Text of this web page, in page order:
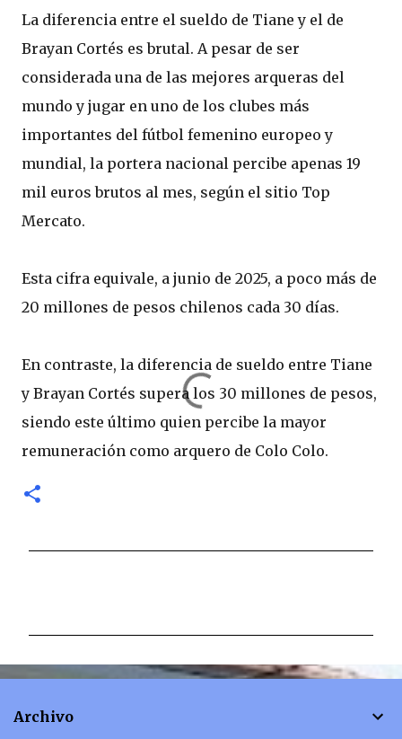
La diferencia entre el sueldo de Tiane y el de
Brayan Cortés es brutal. A pesar de ser
considerada una de las mejores arqueras del
mundo y jugar en uno de los clubes más
importantes del fútbol femenino europeo y
mundial, la portera nacional percibe apenas 19
mil euros brutos al mes, según el sitio Top
Mercato.
Esta cifra equivale, a junio de 2025, a poco más de
20 millones de pesos chilenos cada 30 días.
En contraste, la diferencia de sueldo entre Tiane
y Brayan Cortés supera los 30 millones de pesos,
siendo este último quien percibe la mayor
remuneración como arquero de Colo Colo.
m
n
Archivo